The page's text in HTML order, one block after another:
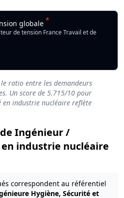
globale *
de tension France Travail et de
ratio entre les demandeurs
Un score de 5.715/10 pour
industrie nucléaire reflète
Ingénieur /
industrie nucléaire
correspondent au référentiel
Hygiène, Sécurité et